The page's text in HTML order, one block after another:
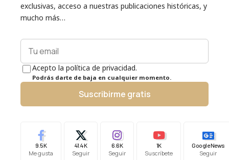
exclusivas, acceso a nuestras publicaciones históricas, y
mucho más…
Acepto la política de privacidad.
Podrás darte de baja en cualquier momento.
Suscribirme gratis
9.5K
Me gusta
41.4K
Seguir
6.6K
Seguir
1K
Suscríbete
Google News
Seguir